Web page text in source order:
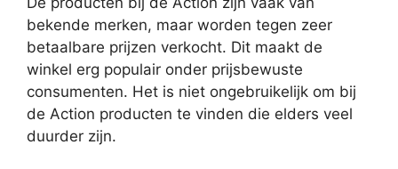
bekende merken, maar worden tegen zeer
betaalbare prijzen verkocht. Dit maakt de
winkel erg populair onder prijsbewuste
consumenten. Het is niet ongebruikelijk om bij
de Action producten te vinden die elders veel
duurder zijn.